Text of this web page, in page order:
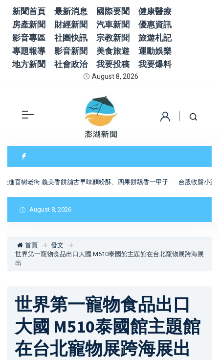
新聞首頁 最新消息 國際要聞
健康醫療
房產新聞
財經新聞 汽車新聞
優惠資訊
影音專區
社團快訊 宗教新聞
旅遊札記
專題報導
影音新聞 美食旅遊
運動娛樂
地方新聞
社會政治 我要投稿 我要爆料
August 8, 2026
喜樹老街 義美香餅舖古早味麵粉酥、四果餅飄香一甲子 台股收盤小跌
August 8, 2026
首頁
發文
世界第一寵物食品出口大國 M510泰國館主題館在台北寵物展跨海展
出
世界第一寵物食品出口
大國 M510泰國館主題館
在台北寵物展跨海展出